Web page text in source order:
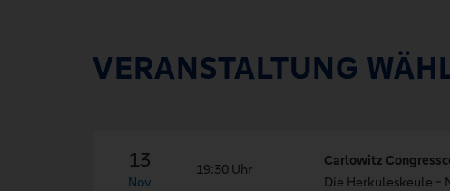
VERANSTALTUNG
13
Nov
19:30 Uhr
Carlowitz
Die Herkuleskeule -